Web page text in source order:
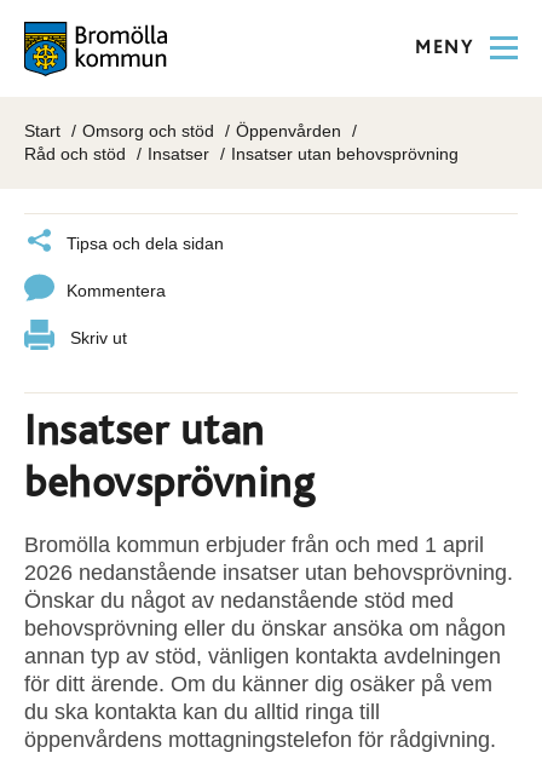
MENY
Start Omsorg och stöd
Öppenvården
Råd och stöd
Insatser Insatser utan behovsprövning
Tipsa och dela sidan
Kommentera
Skriv ut
Insatser utan
behovsprövning
Bromölla kommun erbjuder från och med 1 april
2026 nedanstående insatser utan behovsprövning.
Önskar du något av nedanstående stöd med
behovsprövning eller du önskar ansöka om någon
annan typ av stöd, vänligen kontakta avdelningen
för ditt ärende. Om du känner dig osäker på vem
du ska kontakta kan du alltid ringa till
öppenvårdens mottagningstelefon för rådgivning.